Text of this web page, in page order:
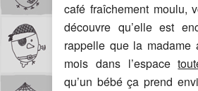
café fraîchement moulu,
découvre qu’elle est
rappelle que la madame
mois dans l’espace
qu’un bébé ça prend